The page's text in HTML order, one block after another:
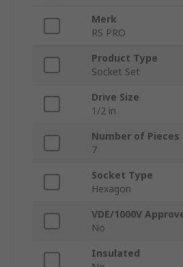
Merk
RS PRO
Product Type
Socket Set
Drive Size
1/2 in
Number of Pieces
7
Socket Type
Hexagon
VDE/1000V
No
Insulated